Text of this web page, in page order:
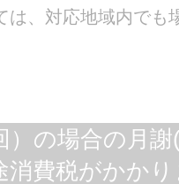
は、対応地域内でも
）の場合の月
消費税がかか